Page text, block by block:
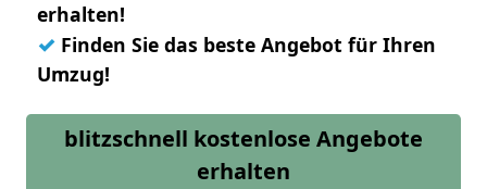
erhalten!
✓ Finden Sie das beste Angebot für Ihren
Umzug!
blitzschnell kostenlose Angebote
erhalten